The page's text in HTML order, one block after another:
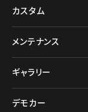
カスタム
メンテナンス
ギャラリー
デモカー